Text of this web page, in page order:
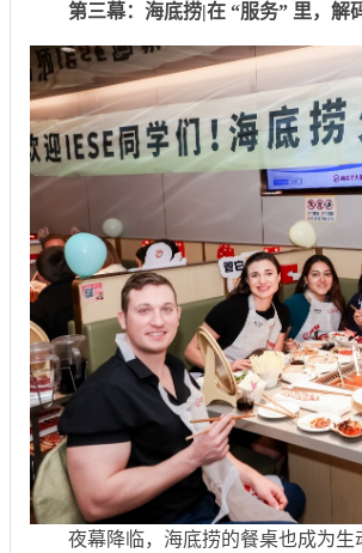
第三幕：海底捞|在 “服务” 里，解
夜幕降临，海底捞的餐桌也成为生